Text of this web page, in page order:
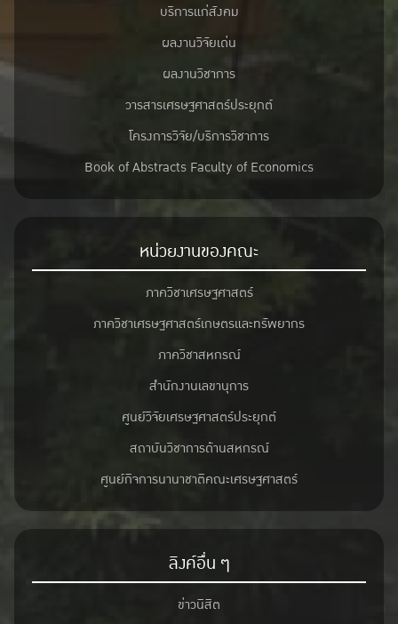
บริการแก่สังคม
ผลงานวิจัยเด่น
ผลงานวิชาการ
วารสารเศรษฐศาสตร์ประยุกต์
โครงการวิจัย/บริการวิชาการ
Book of Abstracts Faculty of Economics
หน่วยงานของคณะ
ภาควิชาเศรษฐศาสตร์
ภาควิชาเศรษฐศาสตร์เกษตรและทรัพยากร
ภาควิชาสหกรณ์
สำนักงานเลขานุการ
ศูนย์วิจัยเศรษฐศาสตร์ประยุกต์
สถาบันวิชาการด้านสหกรณ์
ศูนย์กิจการนานาชาติคณะเศรษฐศาสตร์
ลิงค์อื่น ๆ
ข่าวนิสิต